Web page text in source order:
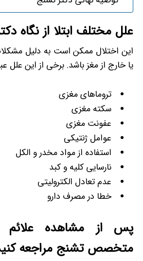
علل مختلف ابتلا از نگاه
این اختلال ممکن است به دلیل
یا خارج از مغز باشد. برخی از این علل
تروماهای مغزی
سکته مغزی
عفونت مغزی
عوامل ژنتیکی
استفاده از مواد مخدر و الکل
نارسایی کلیه و کبد
عدم تعادل الکترولیتی
خطا در مصرف دارو
پس از مشاهده علائم
متخصص تشنج مراجعه